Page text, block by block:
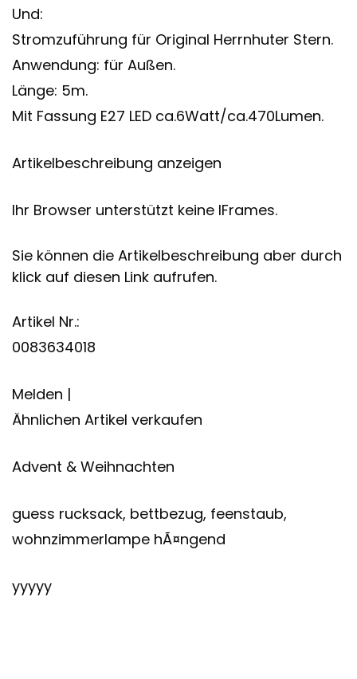
Und:
Stromzuführung für Original Herrnhuter Stern.
Anwendung: für Außen.
Länge: 5m.
Mit Fassung E27 LED ca.6Watt/ca.470Lumen.
Artikelbeschreibung anzeigen
Ihr Browser unterstützt keine IFrames.
Sie können die Artikelbeschreibung aber durch
klick auf diesen Link aufrufen.
Artikel Nr.:
0083634018
Melden |
Ähnlichen Artikel verkaufen
Advent & Weihnachten
guess rucksack, bettbezug, feenstaub,
wohnzimmerlampe hÃ¤ngend
yyyyy